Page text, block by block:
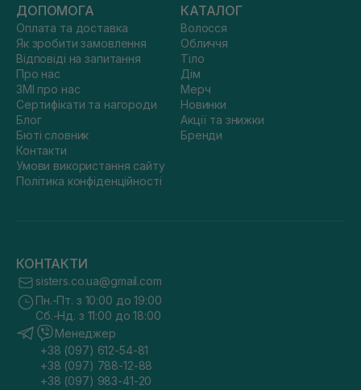
ДОПОМОГА
Оплата та доставка
Як зробити замовлення
Відповіді на запитання
Про нас
ЗМІ про нас
Сертифікати та нагороди
Блог
Бюті словник
Контакти
Умови використання сайту
Політика конфіденційності
КАТАЛОГ
Волосся
Обличчя
Тіло
Дім
Мерч
Новинки
Акції та знижки
Бренди
КОНТАКТИ
sisters.co.ua@gmail.com
Пн.-Пт. з 10:00 до 19:00
Сб.-Нд. з 11:00 до 18:00
Менеджер
+38 (097) 612-54-81
+38 (097) 788-12-88
+38 (097) 983-41-20